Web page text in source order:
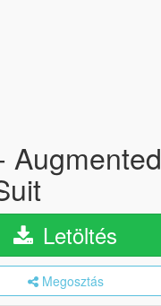
Augmented
Letöltés
Megosztás